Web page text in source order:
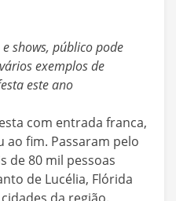
shows, público pode
exemplos de
este ano
com entrada franca,
ao fim. Passaram pelo
de 80 mil pessoas
de Lucélia, Flórida